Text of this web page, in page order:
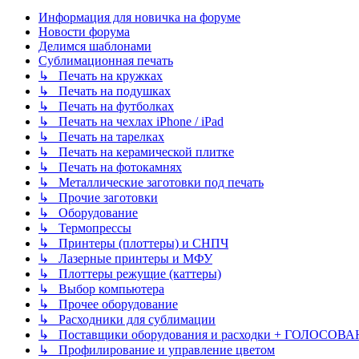
Информация для новичка на форуме
Новости форума
Делимся шаблонами
Сублимационная печать
↳ Печать на кружках
↳ Печать на подушках
↳ Печать на футболках
↳ Печать на чехлах iPhone / iPad
↳ Печать на тарелках
↳ Печать на керамической плитке
↳ Печать на фотокамнях
↳ Металлические заготовки под печать
↳ Прочие заготовки
↳ Оборудование
↳ Термопрессы
↳ Принтеры (плоттеры) и СНПЧ
↳ Лазерные принтеры и МФУ
↳ Плоттеры режущие (каттеры)
↳ Выбор компьютера
↳ Прочее оборудование
↳ Расходники для сублимации
↳ Поставщики оборудования и расходки +
↳ Профилирование и управление цветом